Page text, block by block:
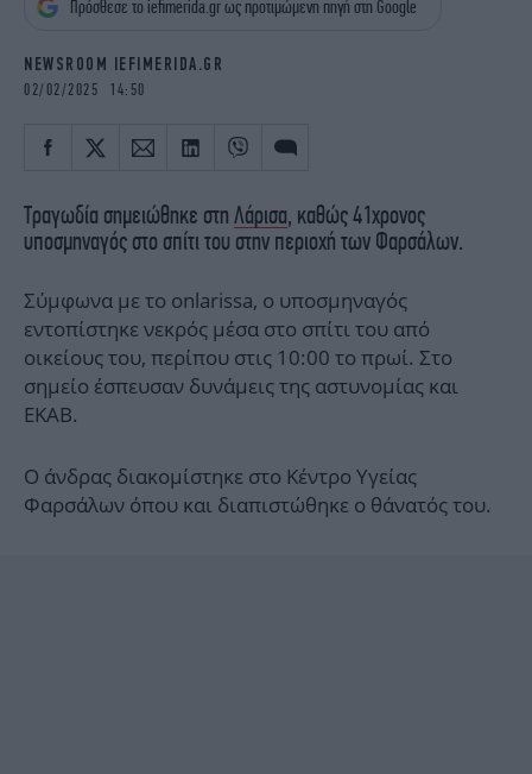
iBOOKS
ΖΩΔΙΑ
MEDIA
NEWSLETTER
Πρόσθεσε το iefimerida.gr ως προτιμώμενη πηγή στη Google
NEWSROOM IEFIMERIDA.GR
02/02/2025 14:50
Τραγωδία σημειώθηκε στη Λάρισα, καθώς 41χρονος
υποσμηναγός στο σπίτι του στην περιοχή των Φαρσάλων.
Σύμφωνα με το onlarissa, ο υποσμηναγός
εντοπίστηκε νεκρός μέσα στο σπίτι του από
οικείους του, περίπου στις 10:00 το πρωί. Στο
σημείο έσπευσαν δυνάμεις της αστυνομίας και
ΕΚΑΒ.
Ο άνδρας διακομίστηκε στο Κέντρο Υγείας
Φαρσάλων όπου και διαπιστώθηκε ο θάνατός του.